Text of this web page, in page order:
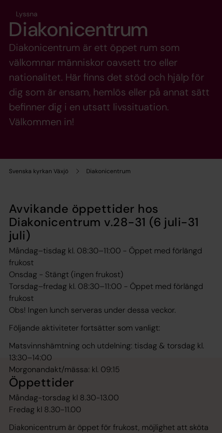
Svenska kyrkan Växjö Diakonicentrum
Lyssna
Diakonicentrum
Diakonicentrum är ett öppet rum som
välkomnar människor oavsett tro eller
nationalitet. Här finns det stöd och hjälp för
dig som är ensam, hemlös eller på annat sätt
befinner dig i en utsatt livssituation.
Välkommen in!
Avvikande öppettider hos
Diakonicentrum v.28-31 (6 juli-31
juli)
Måndag–tisdag kl. 08:30–11:00 - Öppet med förlängd
frukost
Onsdag - Stängt (ingen frukost)
Torsdag–fredag kl. 08:30–11:00 - Öppet med förlängd
frukost
Obs! Ingen lunch serveras under dessa veckor.
Följande aktiviteter fortsätter som vanligt:
Matsvinnshämtning och utdelning: tisdag & torsdag kl.
13:30–14:00
Morgonandakt/mässa: kl. 09:15
Öppettider
Måndag-torsdag kl 8.30-13.00
Fredag kl 8.30-11.00
Diakonicentrum är öppet för frukost, möjlighet att sköta